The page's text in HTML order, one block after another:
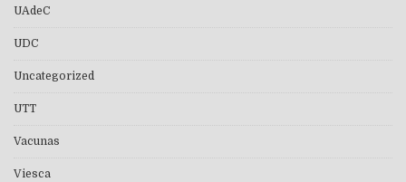
UAdeC
UDC
Uncategorized
UTT
Vacunas
Viesca